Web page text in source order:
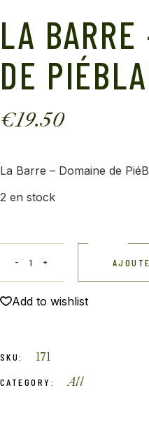
LA BARRE
DE
€19.50
La Barre – Domaine de
2 en stock
Add to wishlist
SKU: 171
CATEGORY: All